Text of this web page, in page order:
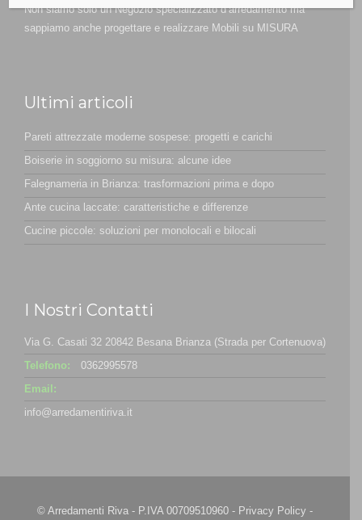
Non siamo solo un Negozio specializzato d’arredamento ma
sappiamo anche progettare e realizzare Mobili su MISURA
Ultimi articoli
Pareti attrezzate moderne sospese: progetti e carichi
Boiserie in soggiorno su misura: alcune idee
Falegnameria in Brianza: trasformazioni prima e dopo
Ante cucina laccate: caratteristiche e differenze
Cucine piccole: soluzioni per monolocali e bilocali
I Nostri Contatti
Via G. Casati 32 20842 Besana Brianza (Strada per Cortenuova)
Telefono:
0362995578
Email:
info@arredamentiriva.it
© Arredamenti Riva - P.IVA 00709510960 - Privacy Policy -